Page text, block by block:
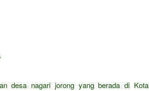
desa nagari jorong yang berada di Kota